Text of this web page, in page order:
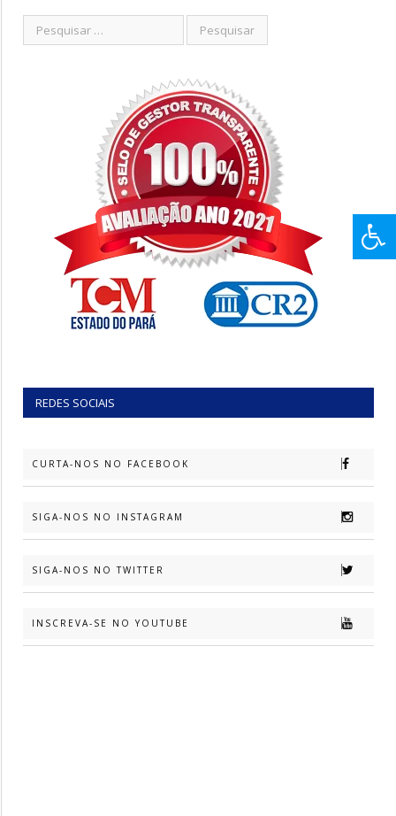
REDES SOCIAIS
CURTA-NOS NO FACEBOOK
SIGA-NOS NO INSTAGRAM
SIGA-NOS NO TWITTER
INSCREVA-SE NO YOUTUBE